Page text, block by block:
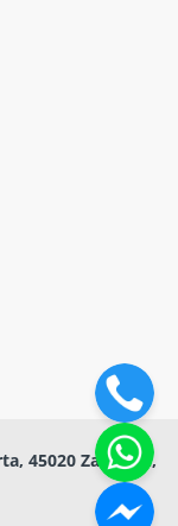
45020 Zapopan,